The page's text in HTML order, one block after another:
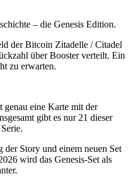
– die Genesis Edition.
der Bitcoin Zitadelle / Citadel
über Booster verteilt. Ein
zu erwarten.
genau eine Karte mit der
gibt es nur 21 dieser
Story und einem neuen Set
wird das Genesis-Set als